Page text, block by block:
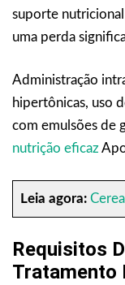
suporte
uma perda
Administração
hipertônicas, uso
com emulsões de
nutrição eficaz
Leia agora:
Requisitos
Tratamento